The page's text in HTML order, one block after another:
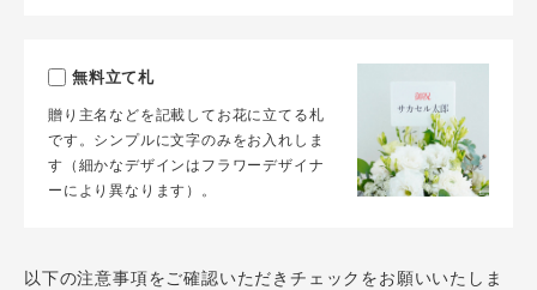
無料立て札
贈り主名などを記載してお花に立てる札
です。シンプルに文字のみをお入れしま
す（細かなデザインはフラワーデザイナ
ーにより異なります）。
以下の注意事項をご確認いただきチェックをお願いいたしま